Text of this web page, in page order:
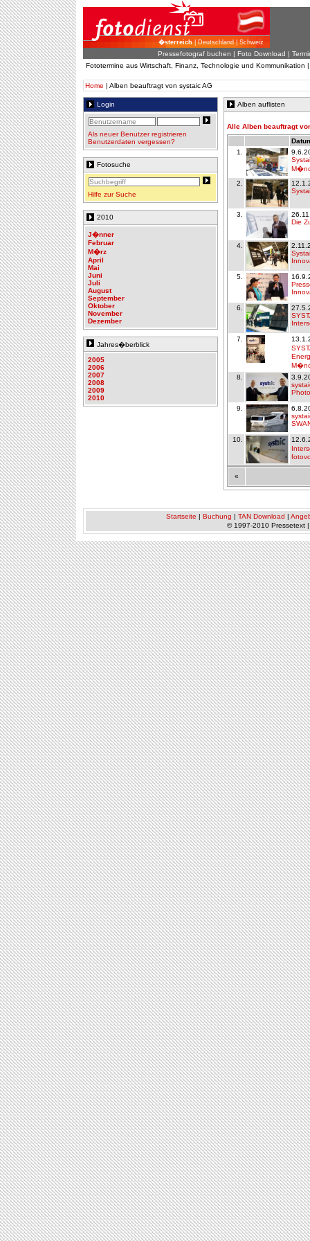
�sterreich| Deutschland | Schweiz
Pressefotograf buchen | Foto Download |
Fototermine aus Wirtschaft, Finanz, Technologie und Kommunikation
Home | Alben beauftragt von systaic AG
Login
Als neuer Benutzer registrieren
Benutzerdaten vergessen?
Fotosuche
Hilfe zur Suche
2010
J�nner
Februar
M�rz
April
Mai
Juni
Juli
August
September
Oktober
November
Dezember
Jahres�berblick
2005
2006
2007
2008
2009
2010
Alben auflisten
Alle Alben beauftragt
1.
2.
3.
Die
4.
5.
6.
7.
8.
9.
10.
«
Startseite | Buchung | TAN Download |
© 1997-2010 Pressetext